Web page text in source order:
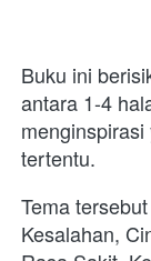
Buku ini
antara 1-4
tertentu.
Tema
Kesalahan,